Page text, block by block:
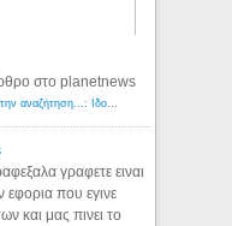
στο planetnews
Λόγιος Ερμής | Η γνώση ξεκινάει με την αναζήτηση...: Ιδού οι 18 που χρωστούν 11 δις ευρώ!
γραφετε ειναι
εφορια που εγινε
και μας πινει το